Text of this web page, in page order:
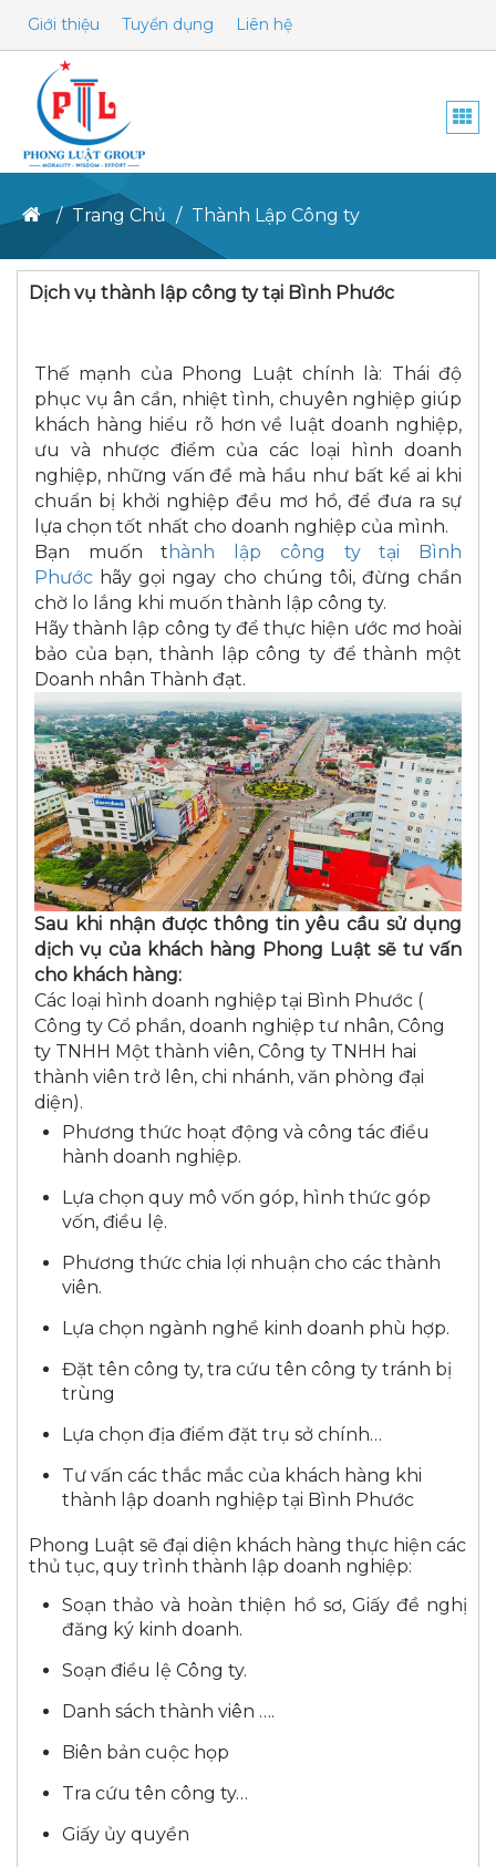
Giới thiệu Tuyển dụng Liên hệ
Trang Chủ Thành Lập Công ty
Dịch vụ thành lập công ty tại Bình Phước
Thế mạnh của Phong Luật chính là: Thái độ
phục vụ ân cần, nhiệt tình, chuyên nghiệp giúp
khách hàng hiểu rõ hơn về luật doanh nghiệp,
ưu và nhược điểm của các loại hình doanh
nghiệp, những vấn đề mà hầu như bất kể ai khi
chuẩn bị khởi nghiệp đều mơ hồ, để đưa ra sự
lựa chọn tốt nhất cho doanh nghiệp của mình.
Bạn muốn t hành lập công ty tại Bình
Phước hãy gọi ngay cho chúng tôi, đừng chần
chờ lo lắng khi muốn thành lập công ty.
Hãy thành lập công ty để thực hiện ước mơ hoài
bảo của bạn, thành lập công ty để thành một
Doanh nhân Thành đạt.
Sau khi nhận được thông tin yêu cầu sử dụng
dịch vụ của khách hàng Phong Luật sẽ tư vấn
cho khách hàng:
Các loại hình doanh nghiệp tại Bình Phước (
Công ty Cổ phần, doanh nghiệp tư nhân, Công
ty TNHH Một thành viên, Công ty TNHH hai
thành viên trở lên, chi nhánh, văn phòng đại
diện).
Phương thức hoạt động và công tác điều
hành doanh nghiệp.
Lựa chọn quy mô vốn góp, hình thức góp
vốn, điều lệ.
Phương thức chia lợi nhuận cho các thành
viên.
Lựa chọn ngành nghề kinh doanh phù hợp.
Đặt tên công ty, tra cứu tên công ty tránh bị
trùng
Lựa chọn địa điểm đặt trụ sở chính…
Tư vấn các thắc mắc của khách hàng khi
thành lập doanh nghiệp tại Bình Phước
Phong Luật sẽ đại diện khách hàng thực hiện các
thủ tục, quy trình thành lập doanh nghiệp:
Soạn thảo và hoàn thiện hồ sơ, Giấy đề nghị
đăng ký kinh doanh.
Soạn điều lệ Công ty.
Danh sách thành viên ….
Biên bản cuộc họp
Tra cứu tên công ty…
Giấy ủy quyền